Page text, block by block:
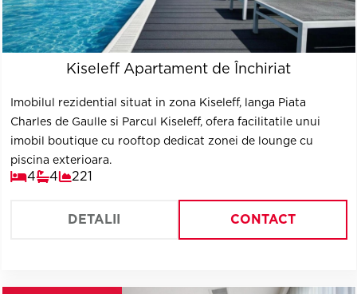
Kiseleff Apartament de Închiriat
Imobilul rezidential situat in zona Kiseleff, langa Piata
Charles de Gaulle si Parcul Kiseleff, ofera facilitatile unui
imobil boutique cu rooftop dedicat zonei de lounge cu
piscina exterioara.
4 4 221
DETALII CONTACT